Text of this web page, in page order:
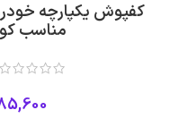
کفپوش یکپارچه
مناسب